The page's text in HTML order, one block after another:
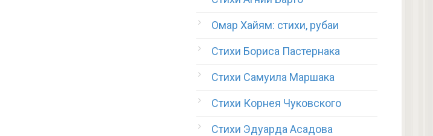
Омар Хайям: стихи, рубаи
Стихи Бориса Пастернака
Стихи Самуила Маршака
Стихи Корнея Чуковского
Стихи Эдуарда Асадова